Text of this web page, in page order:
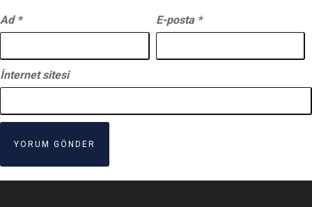
Ad * E-posta *
İnternet sitesi